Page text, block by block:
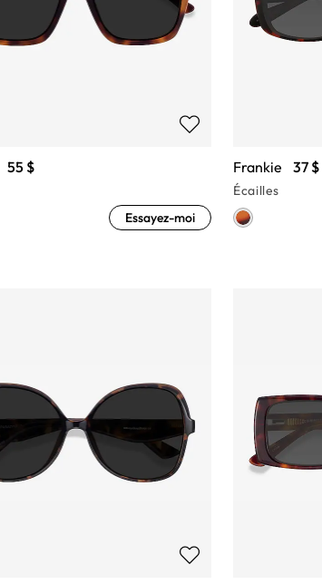
55 $
Essayez-moi
Frankie 37 $
Écailles